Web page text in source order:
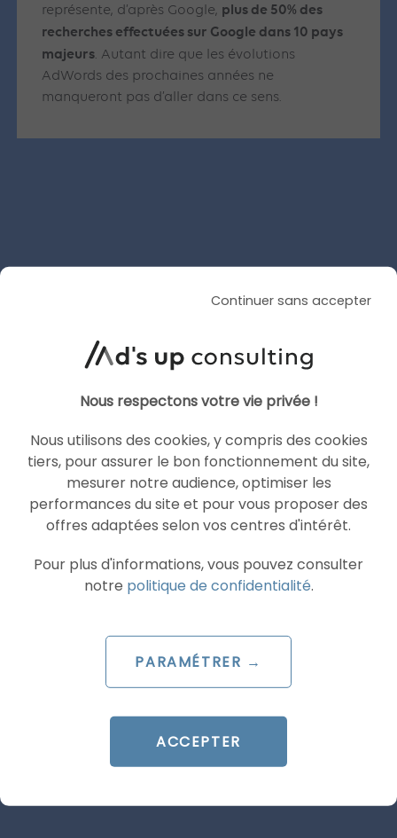
représente, d’après Google, plus de 50% des
recherches effectuées sur Google dans 10 pays
majeurs. Autant dire que les évolutions
AdWords des prochaines années ne
manqueront pas d’aller dans ce sens.
ARTICLE DE BLOG
AI Overviews & AI Mode : le
français
GOOGLE ADS
Continuer sans accepter
Nous respectons votre vie privée !
Nous utilisons des cookies, y compris des cookies
tiers, pour assurer le bon fonctionnement du site,
mesurer notre audience, optimiser les
performances du site et pour vous proposer des
offres adaptées selon vos centres d'intérêt.
Pour plus d'informations, vous pouvez consulter
notre politique de confidentialité.
PARAMÉTRER →
ACCEPTER